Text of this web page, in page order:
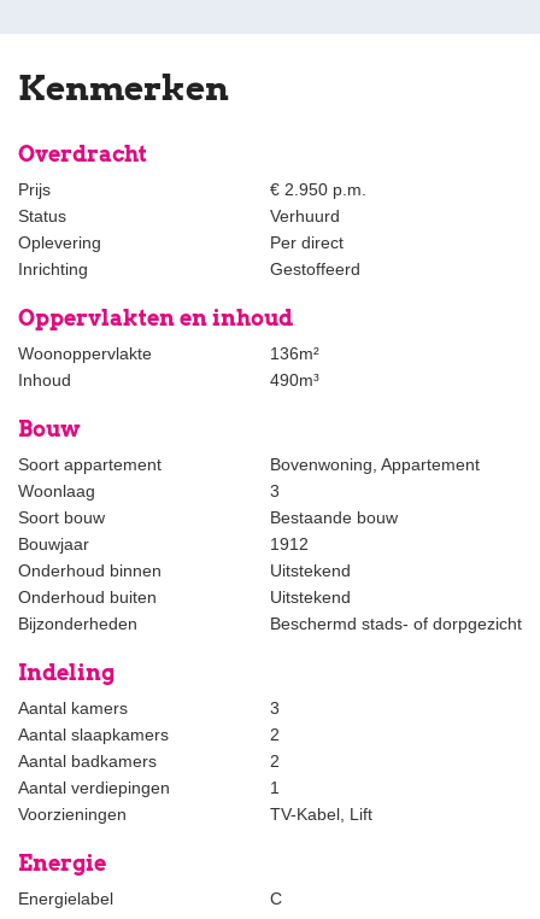
hoge plafonds en prachtige vloeren. Een schouw met haard in de
in de prachtige moderne keuken, volledig uitgerust met
zonnige terrassen.
De slaapkamer aan de voorkant heeft een en-suite badkamer met
een inloopdouche en wastafel. Aan de achterkant is nog een
enorme slaapkamer ook met openslaande deuren naar het
terras, en een luxe complete en-suite badkamer.
- per 15 augustus 2023 beschikbaar
- huurprijs is exclusief g/w/e/tv&internet
- tot augustus 2026
- centrale locatie, dichtbij strand, uitvalswegen en winkels
- ca. 136m2 woonoppervlak
- virtuele bezichtigingen mogelijk via Whatsapp en FaceTime
Wij rekenen geen bemiddelingskosten aan de huurder.
Deze informatie is door ons kantoor met de grootste zorg
samengesteld onder andere aan de hand van de door de
verhuurder aan ons ter beschikking gestelde gegevens. Door
Estata wordt geen enkele aansprakelijkheid aanvaard voor enige
onvolledigheid, onjuistheid of anderszins, dan wel de gevolgen
daarvan.
Kenmerken
Overdracht
Prijs
€ 2.950 p.m.
Status
Verhuurd
Oplevering
Per direct
Inrichting
Gestoffeerd
Oppervlakten en inhoud
Woonoppervlakte
136m²
Inhoud
490m³
Bouw
Soort appartement
Bovenwoning, Appartement
Woonlaag
3
Soort bouw
Bestaande bouw
Bouwjaar
1912
Onderhoud binnen
Uitstekend
Onderhoud buiten
Uitstekend
Bijzonderheden
Beschermd stads- of dorpgezicht
Indeling
Aantal kamers
3
Aantal slaapkamers
2
Aantal badkamers
2
Aantal verdiepingen
1
Voorzieningen
TV-Kabel, Lift
Energie
Energielabel
C